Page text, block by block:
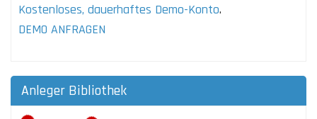
Kostenloses, dauerhaftes Demo-Konto.
DEMO ANFRAGEN
Anleger Bibliothek